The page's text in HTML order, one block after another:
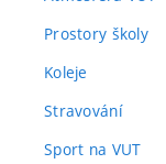
Prostory školy
Koleje
Stravování
Sport na VUT